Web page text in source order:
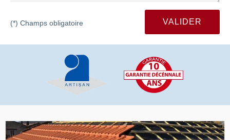
(*) Champs obligatoire